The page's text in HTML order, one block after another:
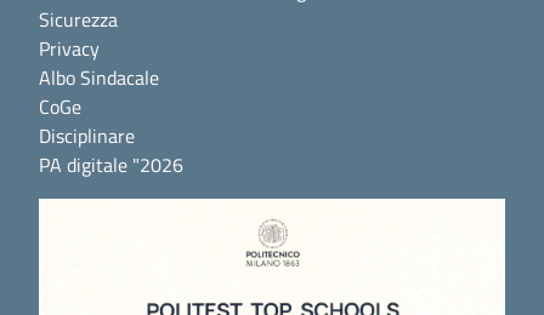
Sicurezza
Privacy
Albo Sindacale
CoGe
Disciplinare
PA digitale "2026